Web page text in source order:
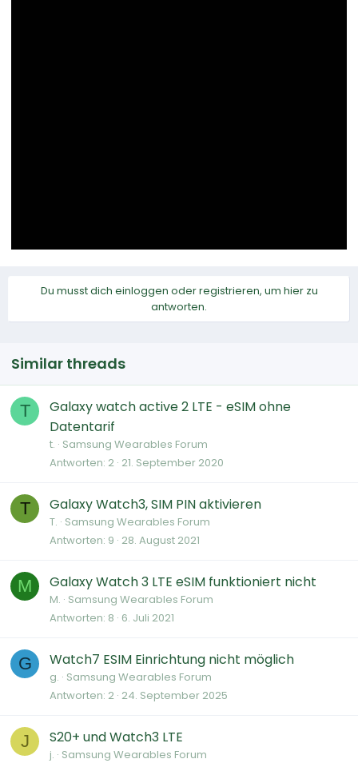
Du musst dich einloggen oder registrieren, um hier zu
antworten.
Similar threads
T
Galaxy watch active 2 LTE - eSIM ohne
Datentarif
t. Samsung Wearables Forum
Antworten 2 21. September 2020
T Galaxy Watch3, SIM PIN aktivieren
T. Samsung Wearables Forum
Antworten 9 28. August 2021
M Galaxy Watch 3 LTE eSIM funktioniert nicht
M. Samsung Wearables Forum
Antworten 8 6. Juli 2021
G Watch7 ESIM Einrichtung nicht möglich
g. Samsung Wearables Forum
Antworten 2 24. September 2025
J S20+ und Watch3 LTE
j. Samsung Wearables Forum